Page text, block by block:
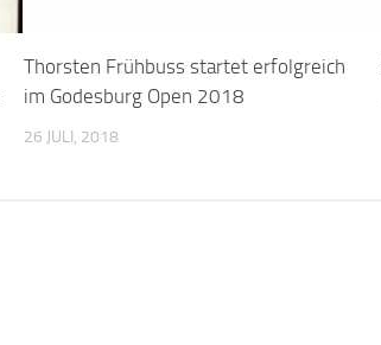
Thorsten Frühbuss startet erfolgreich
im Godesburg Open 2018
26 JULI, 2018